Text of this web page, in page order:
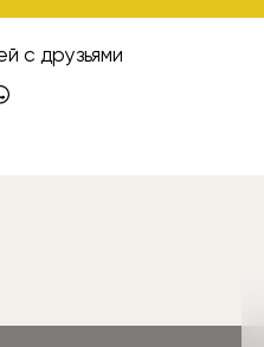
с друзьями